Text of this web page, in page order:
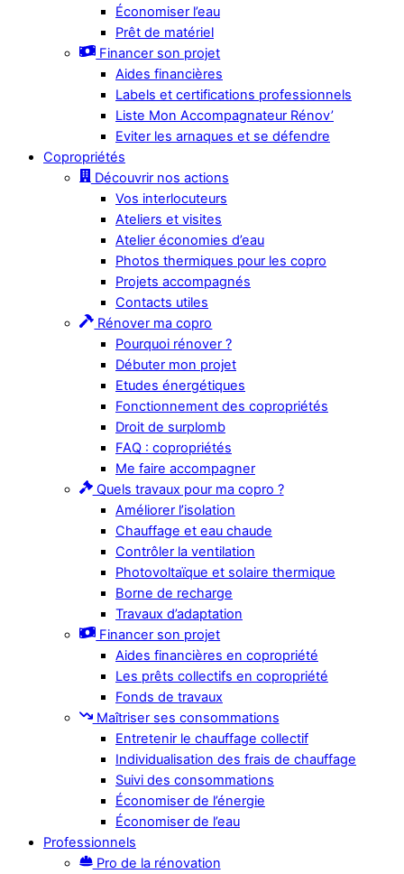
Économiser l’eau
Prêt de matériel
Financer son projet
Aides financières
Labels et certifications professionnels
Liste Mon Accompagnateur Rénov’
Eviter les arnaques et se défendre
Copropriétés
Découvrir nos actions
Vos interlocuteurs
Ateliers et visites
Atelier économies d’eau
Photos thermiques pour les copro
Projets accompagnés
Contacts utiles
Rénover ma copro
Pourquoi rénover ?
Débuter mon projet
Etudes énergétiques
Fonctionnement des copropriétés
Droit de surplomb
FAQ : copropriétés
Me faire accompagner
Quels travaux pour ma copro ?
Améliorer l’isolation
Chauffage et eau chaude
Contrôler la ventilation
Photovoltaïque et solaire thermique
Borne de recharge
Travaux d’adaptation
Financer son projet
Aides financières en copropriété
Les prêts collectifs en copropriété
Fonds de travaux
Maîtriser ses consommations
Entretenir le chauffage collectif
Individualisation des frais de chauffage
Suivi des consommations
Économiser de l’énergie
Économiser de l’eau
Professionnels
Pro de la rénovation